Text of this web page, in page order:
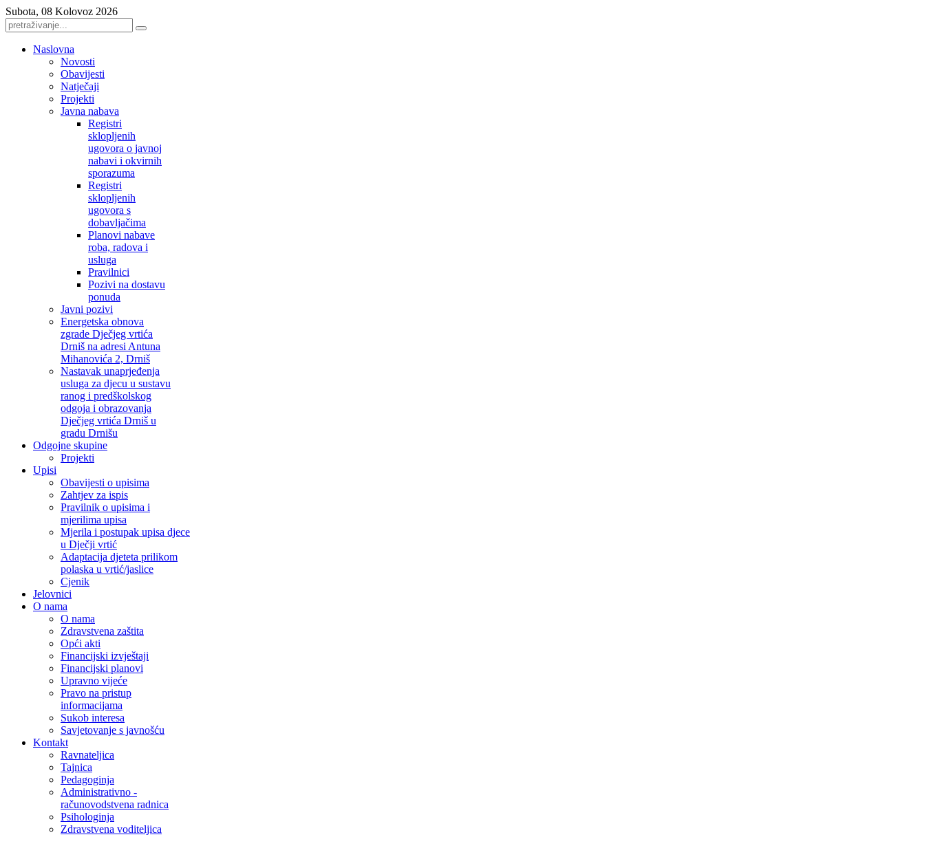
Subota, 08 Kolovoz 2026
Naslovna
Novosti
Obavijesti
Natječaji
Projekti
Javna nabava
Registri
sklopljenih
ugovora o javnoj
nabavi i okvirnih
sporazuma
Registri
sklopljenih
ugovora s
dobavljačima
Planovi nabave
roba, radova i
usluga
Pravilnici
Pozivi na dostavu
ponuda
Javni pozivi
Energetska obnova
zgrade Dječjeg vrtića
Drniš na adresi Antuna
Mihanovića 2, Drniš
Nastavak unaprjeđenja
usluga za djecu u sustavu
ranog i predškolskog
odgoja i obrazovanja
Dječjeg vrtića Drniš u
gradu Drnišu
Odgojne skupine
Projekti
Upisi
Obavijesti o upisima
Zahtjev za ispis
Pravilnik o upisima i
mjerilima upisa
Mjerila i postupak upisa djece
u Dječji vrtić
Adaptacija djeteta prilikom
polaska u vrtić/jaslice
Cjenik
Jelovnici
O nama
O nama
Zdravstvena zaštita
Opći akti
Financijski izvještaji
Financijski planovi
Upravno vijeće
Pravo na pristup
informacijama
Sukob interesa
Savjetovanje s javnošću
Kontakt
Ravnateljica
Tajnica
Pedagoginja
Administrativno -
računovodstvena radnica
Psihologinja
Zdravstvena voditeljica